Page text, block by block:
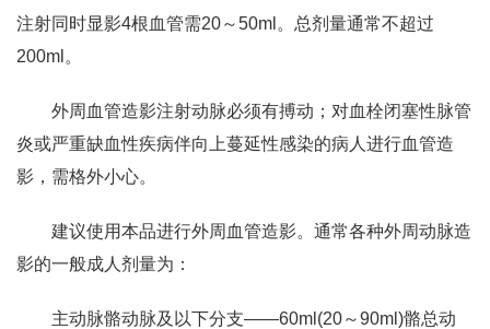
注射同时显影4根血管需20～50ml。总剂量通常不超过
200ml。
外周血管造影注射动脉必须有搏动；对血栓闭塞性脉管
炎或严重缺血性疾病伴向上蔓延性感染的病人进行血管造
影，需格外小心。
建议使用本品进行外周血管造影。通常各种外周动脉造
影的一般成人剂量为：
主动脉骼动脉及以下分支——60ml(20～90ml)骼总动